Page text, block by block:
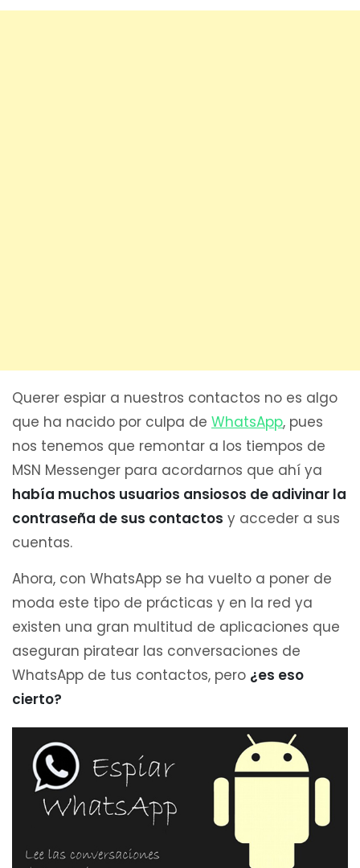
Querer espiar a nuestros contactos no es algo
que ha nacido por culpa de WhatsApp, pues
nos tenemos que remontar a los tiempos de
MSN Messenger para acordarnos que ahí ya
había muchos usuarios ansiosos de adivinar la
contraseña de sus contactos y acceder a sus
cuentas.
Ahora, con WhatsApp se ha vuelto a poner de
moda este tipo de prácticas y en la red ya
existen una gran multitud de aplicaciones que
aseguran piratear las conversaciones de
WhatsApp de tus contactos, pero ¿es eso
cierto?